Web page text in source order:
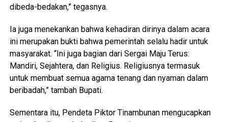
dibeda-bedakan,” tegasnya.
Ia juga menekankan bahwa kehadiran dirinya dalam acara
ini merupakan bukti bahwa pemerintah selalu hadir untuk
masyarakat. “Ini juga bagian dari Sergai Maju Terus:
Mandiri, Sejahtera, dan Religius. Religiusnya termasuk
untuk membuat semua agama tenang dan nyaman dalam
beribadah,” tambah Bupati.
Sementara itu, Pendeta Piktor Tinambunan mengucapkan